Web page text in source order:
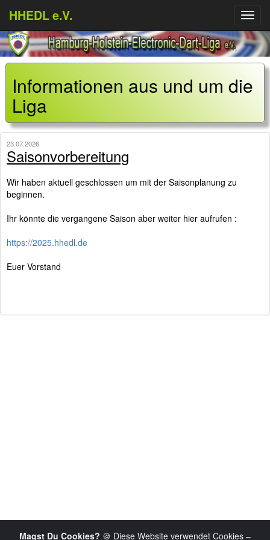
HHEDL e.V.
Menü
Informationen aus und um die
Liga
23.07.2026
Saisonvorbereitung
Wir haben aktuell geschlossen um mit der Saisonplanung zu
beginnen.
Ihr könnte die vergangene Saison aber weiter hier aufrufen :
https://2025.hhedl.de
Euer Vorstand
Magst Du Cookies? 🍪 Diese Website verwendet Cookies –